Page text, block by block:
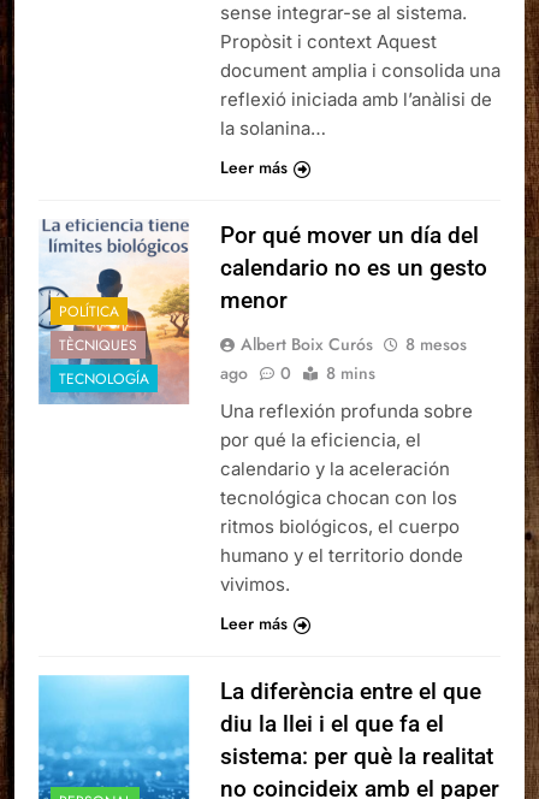
sense integrar-se al sistema.
Propòsit i context Aquest
document amplia i consolida una
reflexió iniciada amb l’anàlisi de
la solanina…
Leer más
POLÍTICA
TÈCNIQUES
TECNOLOGÍA
Por qué mover un día del
calendario no es un gesto
menor
Albert Boix Curós
8 mesos
ago
0 8 mins
Una reflexión profunda sobre
por qué la eficiencia, el
calendario y la aceleración
tecnológica chocan con los
ritmos biológicos, el cuerpo
humano y el territorio donde
vivimos.
Leer más
La diferència entre el que
diu la llei i el que fa el
sistema: per què la realitat
no coincideix amb el paper